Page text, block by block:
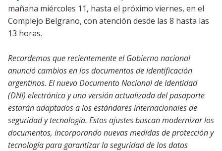
mañana miércoles 11, hasta el próximo viernes, en el
Complejo Belgrano, con atención desde las 8 hasta las
13 horas.
Recordemos que recientemente el Gobierno nacional
anunció cambios en los documentos de identificación
argentinos. El nuevo Documento Nacional de Identidad
(DNI) electrónico y una versión actualizada del pasaporte
estarán adaptados a los estándares internacionales de
seguridad y tecnología. Estos ajustes buscan modernizar los
documentos, incorporando nuevas medidas de protección y
tecnología para garantizar la seguridad de los datos